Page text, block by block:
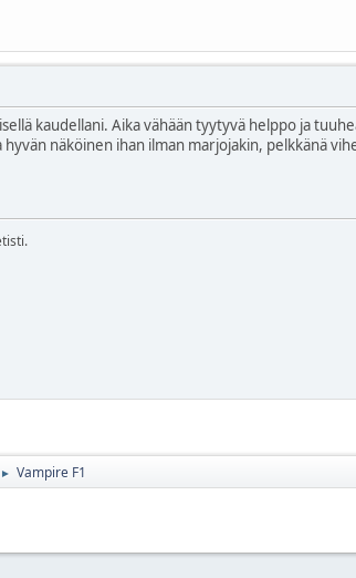
kaudellani. Aika vähään tyytyvä helppo ja
näköinen ihan ilman marjojakin, pelkkänä
► Vampire F1